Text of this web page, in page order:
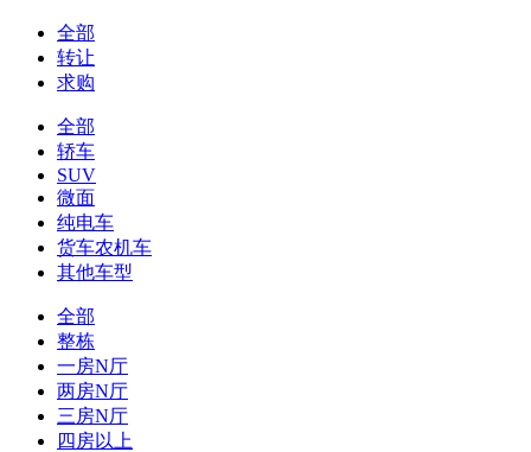
全部
转让
求购
全部
轿车
SUV
微面
纯电车
货车农机车
其他车型
全部
整栋
一房N厅
两房N厅
三房N厅
四房以上